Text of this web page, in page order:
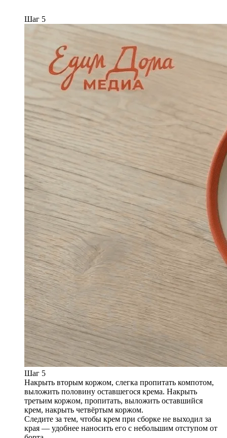
Шаг 5
Шаг 5
Накрыть вторым коржом, слегка пропитать компотом,
выложить половину оставшегося крема. Накрыть
третьим коржом, пропитать, выложить оставшийся
крем, накрыть четвёртым коржом.
Следите за тем, чтобы крем при сборке не выходил за
края — удобнее наносить его с небольшим отступом от